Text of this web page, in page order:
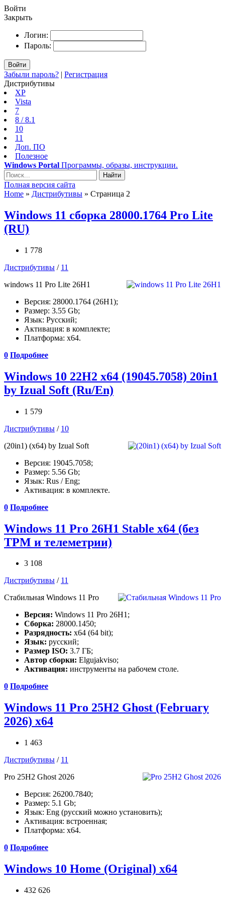
Войти
Закрыть
Логин:
Пароль:
Войти
Забыли пароль? | Регистрация
Дистрибутивы
XP
Vista
7
8 / 8.1
10
11
Доп. ПО
Полезное
Windows Portal Программы, образы, инструкции.
Найти
Полная версия сайта
Home » Дистрибутивы » Страница 2
Windows 11 сборка 28000.1764 Pro Lite
(RU)
1 778
Дистрибутивы / 11
windows 11 Pro Lite 26H1
Версия: 28000.1764 (26H1);
Размер: 3.55 Gb;
Язык: Русский;
Активация: в комплекте;
Платформа: x64.
0 Подробнее
Windows 10 22H2 x64 (19045.7058) 20in1
by Izual Soft (Ru/En)
1 579
Дистрибутивы / 10
(20in1) (x64) by Izual Soft
Версия: 19045.7058;
Размер: 5.56 Gb;
Язык: Rus / Eng;
Активация: в комплекте.
0 Подробнее
Windows 11 Pro 26H1 Stable x64 (без
TPM и телеметрии)
3 108
Дистрибутивы / 11
Стабильная Windows 11 Pro
Версия: Windows 11 Pro 26H1;
Сборка: 28000.1450;
Разрядность: x64 (64 bit);
Язык: русский;
Размер ISO: 3.7 ГБ;
Автор сборки: Elgujakviso;
Активация: инструменты на рабочем столе.
0 Подробнее
Windows 11 Pro 25H2 Ghost (February
2026) x64
1 463
Дистрибутивы / 11
Pro 25H2 Ghost 2026
Версия: 26200.7840;
Размер: 5.1 Gb;
Язык: Eng (русский можно установить);
Активация: встроенная;
Платформа: x64.
0 Подробнее
Windows 10 Home (Original) x64
432 626